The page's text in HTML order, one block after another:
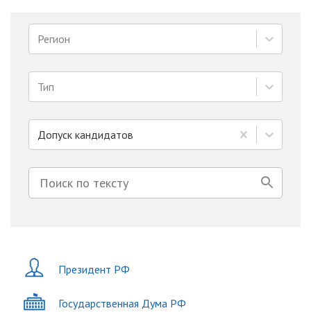
Регион
Тип
Допуск кандидатов
Президент РФ
Государственная Дума РФ